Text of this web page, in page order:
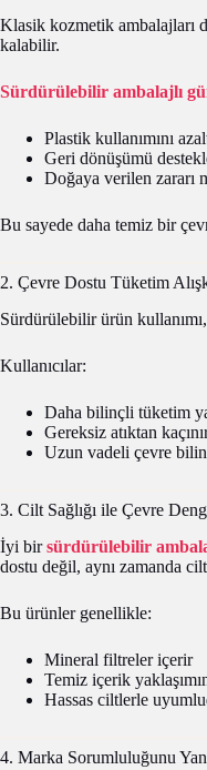
Klasik kozmetik ambalajları
kalabilir.
Sürdürülebilir ambalajlı
Plastik kullanımını
Geri dönüşümü
Doğaya verilen zararı
Bu sayede daha temiz bir
2. Çevre Dostu Tüketim
Sürdürülebilir ürün kullanımı,
Kullanıcılar:
Daha bilinçli tüketim
Gereksiz atıktan
Uzun vadeli çevre
3. Cilt Sağlığı ile Çevre
İyi birsürdürülebilir
dostu değil, aynı zamanda
Bu ürünler genellikle:
Mineral filtreler içerir
Temiz içerik
Hassas ciltlerle
4. Marka Sorumluluğunu